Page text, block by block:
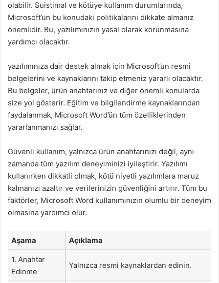
olabilir. Suistimal ve kötüye kullanım durumlarında,
Microsoft’un bu konudaki politikalarını dikkate almanız
önemlidir. Bu, yazılımınızın yasal olarak korunmasına
yardımcı olacaktır.
yazılımınıza dair destek almak için Microsoft’un resmi
belgelerini ve kaynaklarını takip etmeniz yararlı olacaktır.
Bu belgeler, ürün anahtarınız ve diğer önemli konularda
size yol gösterir. Eğitim ve bilgilendirme kaynaklarından
faydalanmak, Microsoft Word’ün tüm özelliklerinden
yararlanmanızı sağlar.
Güvenli kullanım, yalnızca ürün anahtarınızı değil, aynı
zamanda tüm yazılım deneyiminizi iyileştirir. Yazılımı
kullanırken dikkatli olmak, kötü niyetli yazılımlara maruz
kalmanızı azaltır ve verilerinizin güvenliğini artırır. Tüm bu
faktörler, Microsoft Word kullanımınızın olumlu bir deneyim
olmasına yardımcı olur.
Aşama Açıklama
1. Anahtar
Edinme
Yalnızca resmi kaynaklardan edinin.